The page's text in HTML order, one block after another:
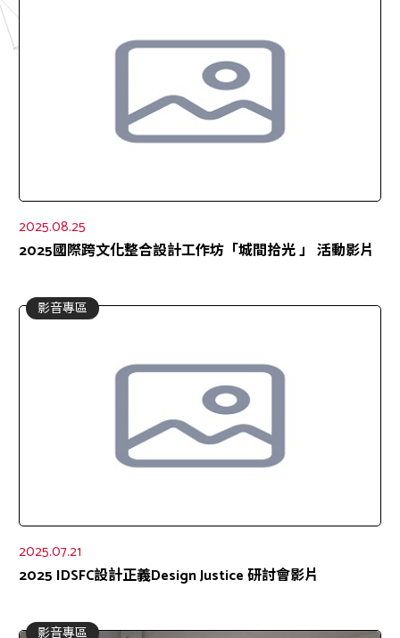
2025.08.25
2025國際跨文化整合設計工作坊「城間拾光 」 活動影片
影音專區
2025.07.21
2025 IDSFC設計正義Design Justice 研討會影片